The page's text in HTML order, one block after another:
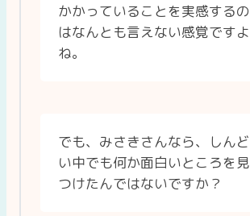
かかっていることを実感するの
はなんとも言えない感覚ですよ
ね。
でも、みさきさんなら、しんど
い中でも何か面白いところを見
つけたんではないですか？